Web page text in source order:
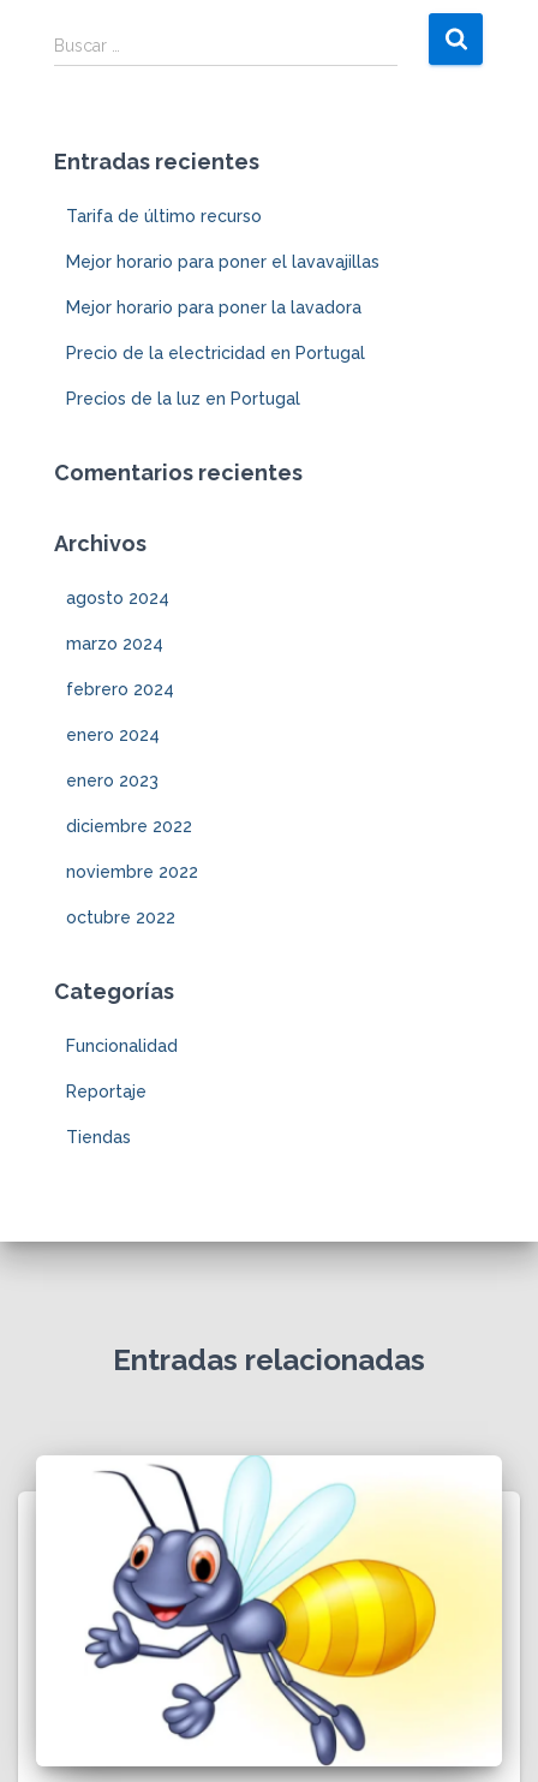
Buscar …
Entradas recientes
Tarifa de último recurso
Mejor horario para poner el lavavajillas
Mejor horario para poner la lavadora
Precio de la electricidad en Portugal
Precios de la luz en Portugal
Comentarios recientes
Archivos
agosto 2024
marzo 2024
febrero 2024
enero 2024
enero 2023
diciembre 2022
noviembre 2022
octubre 2022
Categorías
Funcionalidad
Reportaje
Tiendas
Entradas relacionadas